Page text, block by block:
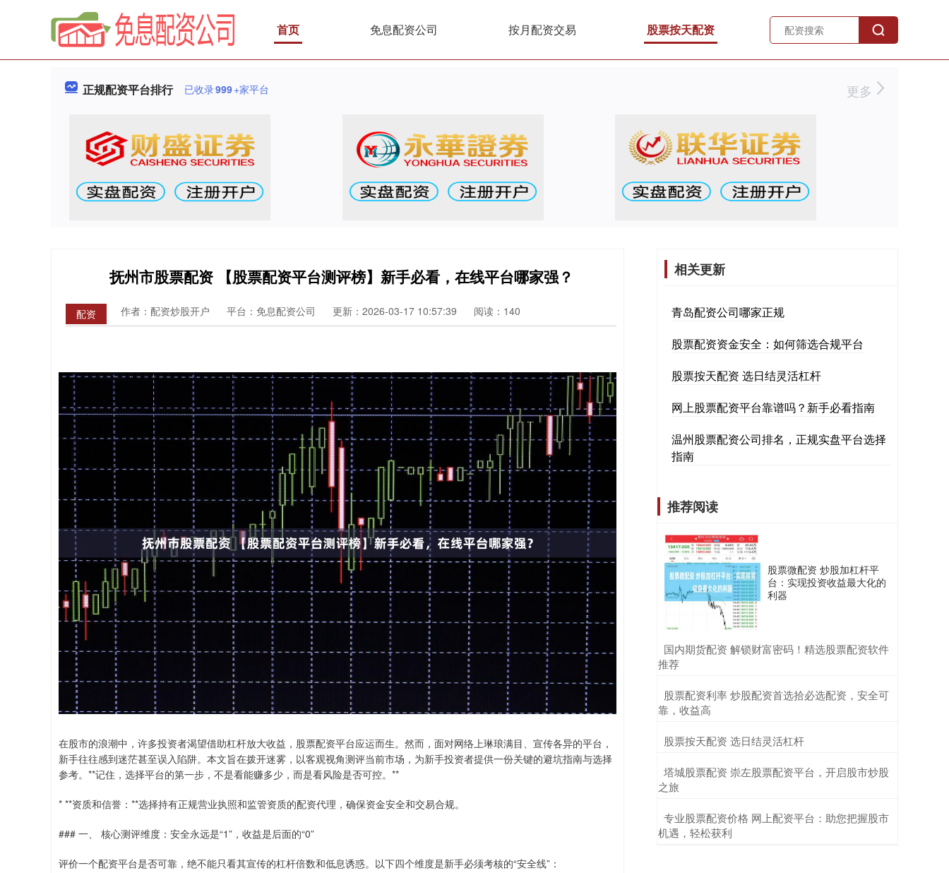
首页 免息配资公司 按月配资交易 股票按天配资
正规配资平台排行 已收录999+家平台 更多
抚州市股票配资 【股票配资平台测评榜】新手必看，在线平台哪家强？
配资 作者：配资炒股开户 平台：免息配资公司 更新：2026-03-17 10:57:39 阅读：140
在股市的浪潮中，许多投资者渴望借助杠杆放大收益，股票配资平台应运而生。然而，面对网络上琳琅满目、宣传各异的平台，
新手往往感到迷茫甚至误入陷阱。本文旨在拨开迷雾，以客观视角测评当前市场，为新手投资者提供一份关键的避坑指南与选择
参考。**记住，选择平台的第一步，不是看能赚多少，而是看风险是否可控。**
* **资质和信誉：**选择持有正规营业执照和监管资质的配资代理，确保资金安全和交易合规。
### 一、 核心测评维度：安全永远是“1”，收益是后面的“0”
评价一个配资平台是否可靠，绝不能只看其宣传的杠杆倍数和低息诱惑。以下四个维度是新手必须考核的“安全线”：
相关更新
青岛配资公司哪家正规
股票配资资金安全：如何筛选合规平台
股票按天配资 选日结灵活杠杆
网上股票配资平台靠谱吗？新手必看指南
温州股票配资公司排名，正规实盘平台选择
指南
推荐阅读
股票微配资 炒股加杠杆平
台：实现投资收益最大化的
利器
​国内期货配资 解锁财富密码！精选股票配资软件
推荐
​股票配资利率 炒股配资首选拾必选配资，安全可
靠，收益高
​股票按天配资 选日结灵活杠杆
​塔城股票配资 崇左股票配资平台，开启股市炒股
之旅
​专业股票配资价格 网上配资平台：助您把握股市
机遇，轻松获利